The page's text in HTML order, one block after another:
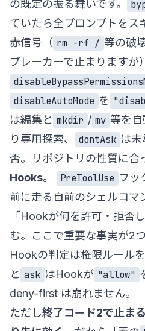
の既定の振る舞いです。
ていたら全プロンプトをス
赤信号（ rm -rf / 等の破
ブレーカーで止まりますが
disableAutoMode を
は編集と mkdir / mv 等を自
り専用探索、
dontAsk は
否。リポジトリの性質に合
Hooks。
PreToolUse フッ
前に走る自前のシェルコマ
「Hookが何を許可・拒否
む。ここで重要な事実が2つ
Hookの判定は権限ルールを
と ask はHookが "allow"
deny-first は崩れません。
ただし終了コード2で止ま